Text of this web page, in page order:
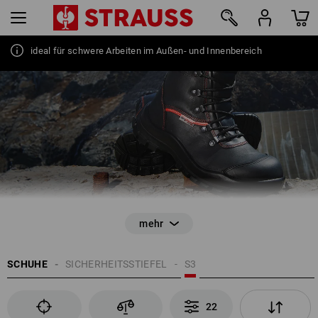
ideal für schwere Arbeiten im Außen- und Innenbereich
SCHUHE S3
SICHERHEITSSTIEFEL
22
22